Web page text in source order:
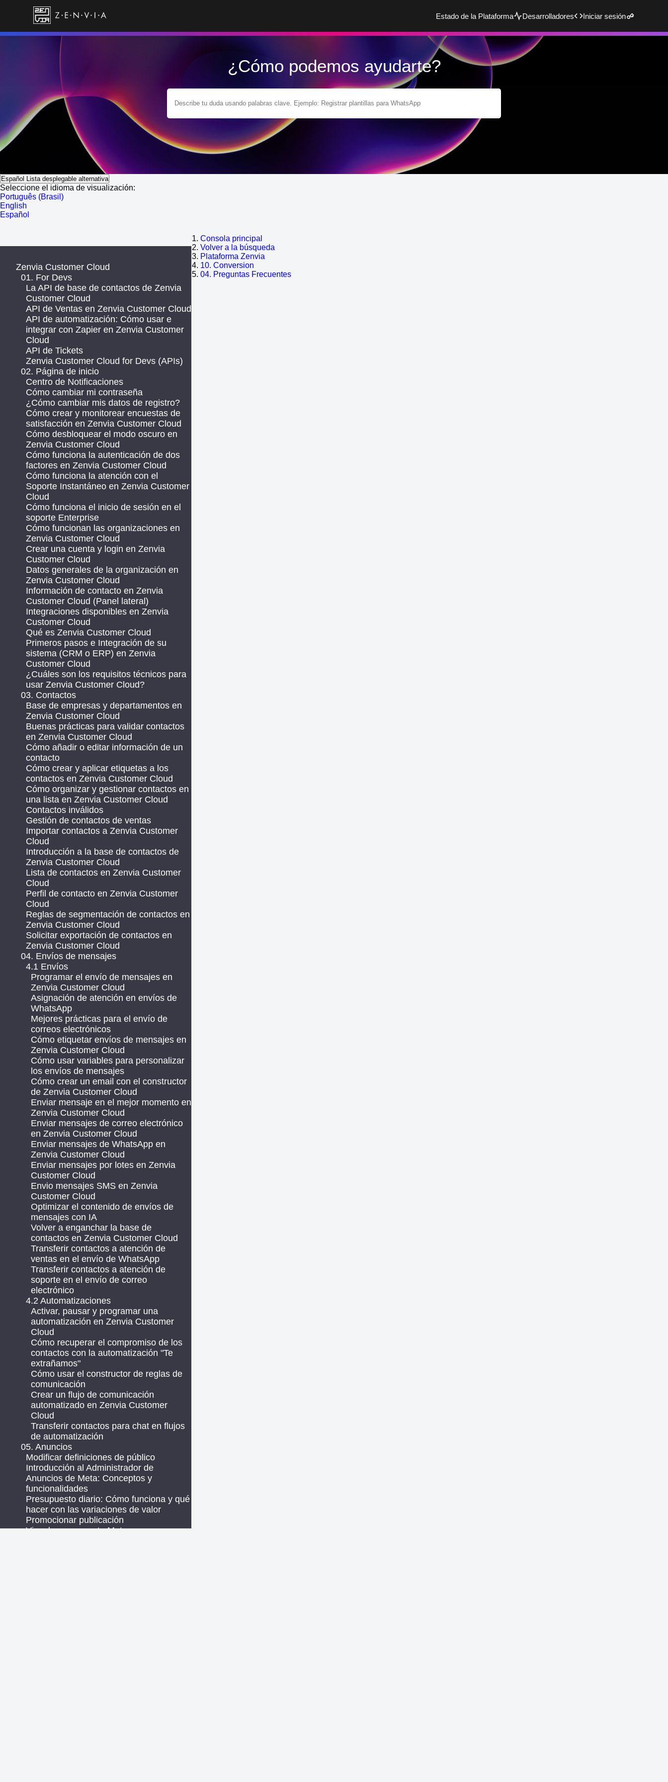
Estado de la Plataforma Desarrolladores Iniciar sesión
¿Cómo podemos ayudarte?
Español Lista desplegable alternativa
Seleccione el idioma de visualización:
Português (Brasil)
English
Español
Consola principal
Volver a la búsqueda
Plataforma Zenvia
10. Conversion
04. Preguntas Frecuentes
Zenvia Customer Cloud
01. For Devs
La API de base de contactos de Zenvia
Customer Cloud
API de Ventas en Zenvia Customer Cloud
API de automatización: Cómo usar e
integrar con Zapier en Zenvia Customer
Cloud
API de Tickets
Zenvia Customer Cloud for Devs (APIs)
02. Página de inicio
Centro de Notificaciones
Cómo cambiar mi contraseña
¿Cómo cambiar mis datos de registro?
Cómo crear y monitorear encuestas de
satisfacción en Zenvia Customer Cloud
Cómo desbloquear el modo oscuro en
Zenvia Customer Cloud
Cómo funciona la autenticación de dos
factores en Zenvia Customer Cloud
Cómo funciona la atención con el
Soporte Instantáneo en Zenvia Customer
Cloud
Cómo funciona el inicio de sesión en el
soporte Enterprise
Cómo funcionan las organizaciones en
Zenvia Customer Cloud
Crear una cuenta y login en Zenvia
Customer Cloud
Datos generales de la organización en
Zenvia Customer Cloud
Información de contacto en Zenvia
Customer Cloud (Panel lateral)
Integraciones disponibles en Zenvia
Customer Cloud
Qué es Zenvia Customer Cloud
Primeros pasos e Integración de su
sistema (CRM o ERP) en Zenvia
Customer Cloud
¿Cuáles son los requisitos técnicos para
usar Zenvia Customer Cloud?
03. Contactos
Base de empresas y departamentos en
Zenvia Customer Cloud
Buenas prácticas para validar contactos
en Zenvia Customer Cloud
Cómo añadir o editar información de un
contacto
Cómo crear y aplicar etiquetas a los
contactos en Zenvia Customer Cloud
Cómo organizar y gestionar contactos en
una lista en Zenvia Customer Cloud
Contactos inválidos
Gestión de contactos de ventas
Importar contactos a Zenvia Customer
Cloud
Introducción a la base de contactos de
Zenvia Customer Cloud
Lista de contactos en Zenvia Customer
Cloud
Perfil de contacto en Zenvia Customer
Cloud
Reglas de segmentación de contactos en
Zenvia Customer Cloud
Solicitar exportación de contactos en
Zenvia Customer Cloud
04. Envíos de mensajes
4.1 Envíos
Programar el envío de mensajes en
Zenvia Customer Cloud
Asignación de atención en envíos de
WhatsApp
Mejores prácticas para el envío de
correos electrónicos
Cómo etiquetar envíos de mensajes en
Zenvia Customer Cloud
Cómo usar variables para personalizar
los envíos de mensajes
Cómo crear un email con el constructor
de Zenvia Customer Cloud
Enviar mensaje en el mejor momento en
Zenvia Customer Cloud
Enviar mensajes de correo electrónico
en Zenvia Customer Cloud
Enviar mensajes de WhatsApp en
Zenvia Customer Cloud
Enviar mensajes por lotes en Zenvia
Customer Cloud
Envio mensajes SMS en Zenvia
Customer Cloud
Optimizar el contenido de envíos de
mensajes con IA
Volver a enganchar la base de
contactos en Zenvia Customer Cloud
Transferir contactos a atención de
ventas en el envío de WhatsApp
Transferir contactos a atención de
soporte en el envío de correo
electrónico
4.2 Automatizaciones
Activar, pausar y programar una
automatización en Zenvia Customer
Cloud
Cómo recuperar el compromiso de los
contactos con la automatización "Te
extrañamos"
Cómo usar el constructor de reglas de
comunicación
Crear un flujo de comunicación
automatizado en Zenvia Customer
Cloud
Transferir contactos para chat en flujos
de automatización
05. Anuncios
Modificar definiciones de público
Introducción al Administrador de
Anuncios de Meta: Conceptos y
funcionalidades
Presupuesto diario: Cómo funciona y qué
hacer con las variaciones de valor
Promocionar publicación
Vincular una cuenta Meta para crear